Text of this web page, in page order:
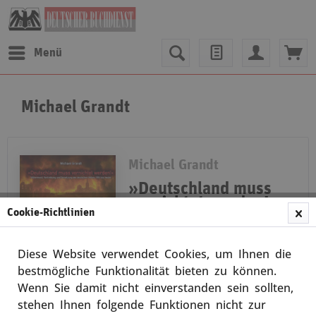
Menü
Michael Grandt
Merken
Michael Grandt
»Deutschland muss
vernichtet werden!«
Völkermord, Vertreibung und Zersetzung
Völkermord, Vertreibung und
Zersetzung des deutschen Volkes
1914 bis heute Es gibt wohl kein
anderes Land auf der Welt, das
Cookie-Richtlinien
Diese Website verwendet Cookies, um Ihnen die
bestmögliche Funktionalität bieten zu können.
Wenn Sie damit nicht einverstanden sein sollten,
stehen Ihnen folgende Funktionen nicht zur